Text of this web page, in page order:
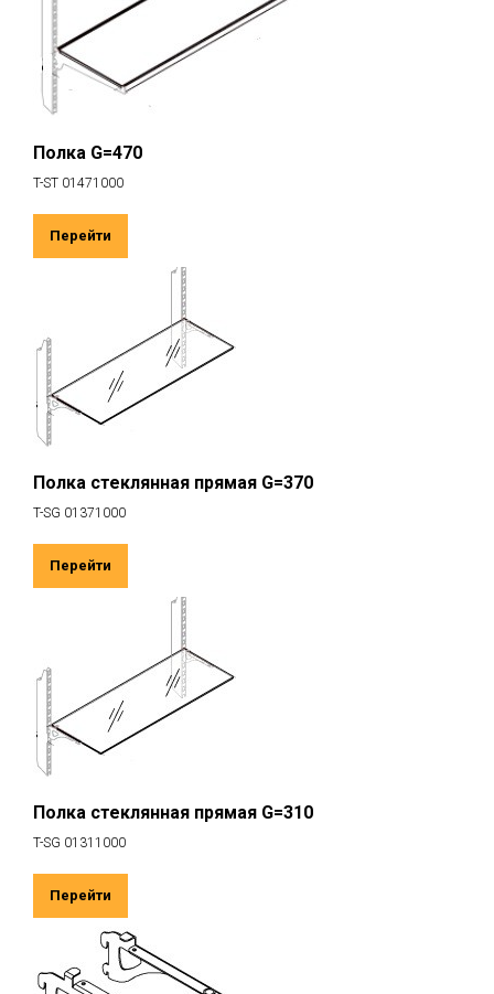
Полка G=470
T-ST 01471000
Перейти
Полка стеклянная прямая G=370
T-SG 01371000
Перейти
Полка стеклянная прямая G=310
T-SG 01311000
Перейти